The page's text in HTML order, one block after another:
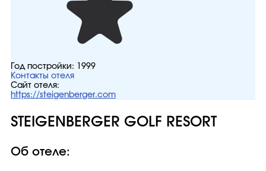
Год постройки:
1999
Контакты отеля
Сайт отеля:
https://steigenberger.com
STEIGENBERGER GOLF RESORT
Об отеле: